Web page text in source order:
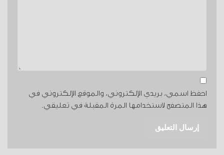
احفظ اسمي، بريدي الإلكتروني، والموقع الإلكتروني في
هذا المتصفح لاستخدامها المرة المقبلة في تعليقي.